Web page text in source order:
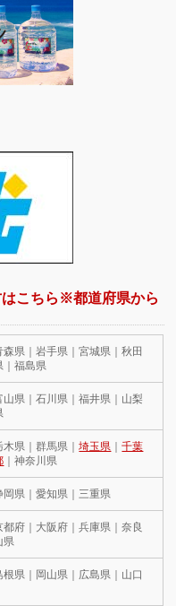
こちら※都道府県から
森県｜岩手県｜宮城県｜秋田
｜福島県
山県｜石川県｜福井県｜山梨
木県｜群馬県｜埼玉県 ｜千葉
｜神奈川県
岡県｜愛知県｜三重県
都府｜大阪府｜兵庫県｜奈良
県
根県｜岡山県｜広島県｜山口